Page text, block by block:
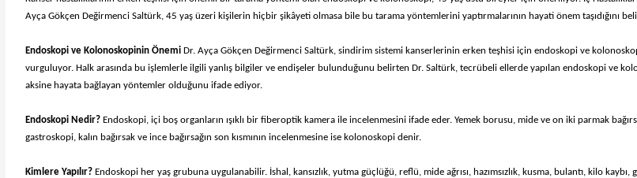
Ayça Gökçen Değirmenci Saltürk, 45 yaş üzeri kişilerin hiçbir şikâyeti olmasa bile bu tarama yöntemlerini yaptırmalarının hayati önem taşıdığını
Endoskopi ve Kolonoskopinin Önemi Dr. Ayça Gökçen Değirmenci Saltürk, sindirim sistemi kanserlerinin erken teşhisi için endoskopi ve
vurguluyor. Halk arasında bu işlemlerle ilgili yanlış bilgiler ve endişeler bulunduğunu belirten Dr. Saltürk, tecrübeli ellerde yapılan endoskopi ve
aksine hayata bağlayan yöntemler olduğunu ifade ediyor.
Endoskopi Nedir? Endoskopi, içi boş organların ışıklı bir fiberoptik kamera ile incelenmesini ifade eder. Yemek borusu, mide ve on iki parmak
gastroskopi, kalın bağırsak ve ince bağırsağın son kısmının incelenmesine ise kolonoskopi denir.
Kimlere Yapılır? Endoskopi her yaş grubuna uygulanabilir. İshal, kansızlık, yutma güçlüğü, reflü, mide ağrısı, hazımsızlık, kusma, bulantı, kilo kaybı,